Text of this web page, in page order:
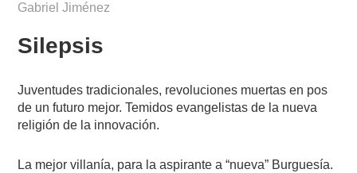
Gabriel Jiménez
Silepsis
Juventudes tradicionales, revoluciones muertas en pos
de un futuro mejor. Temidos evangelistas de la nueva
religión de la innovación.
La mejor villanía, para la aspirante a “nueva” Burguesía.